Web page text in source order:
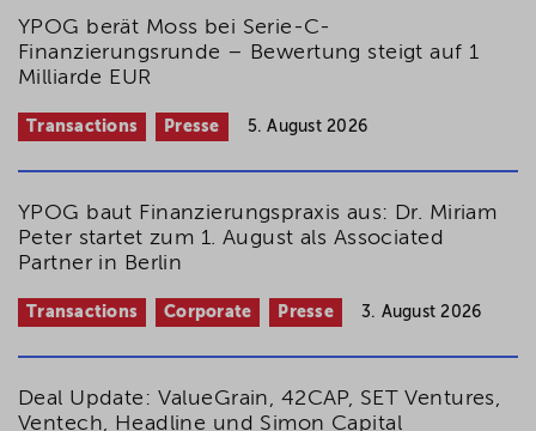
YPOG berät Moss bei Serie-C-
Finanzierungsrunde – Bewertung steigt auf 1
Milliarde EUR
Transactions Presse 5. August 2026
YPOG baut Finanzierungspraxis aus: Dr. Miriam
Peter startet zum 1. August als Associated
Partner in Berlin
Transactions Corporate Presse 3. August 2026
Deal Update: ValueGrain, 42CAP, SET Ventures,
Ventech, Headline und Simon Capital